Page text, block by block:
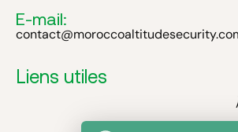
E-mail:
Liens utiles